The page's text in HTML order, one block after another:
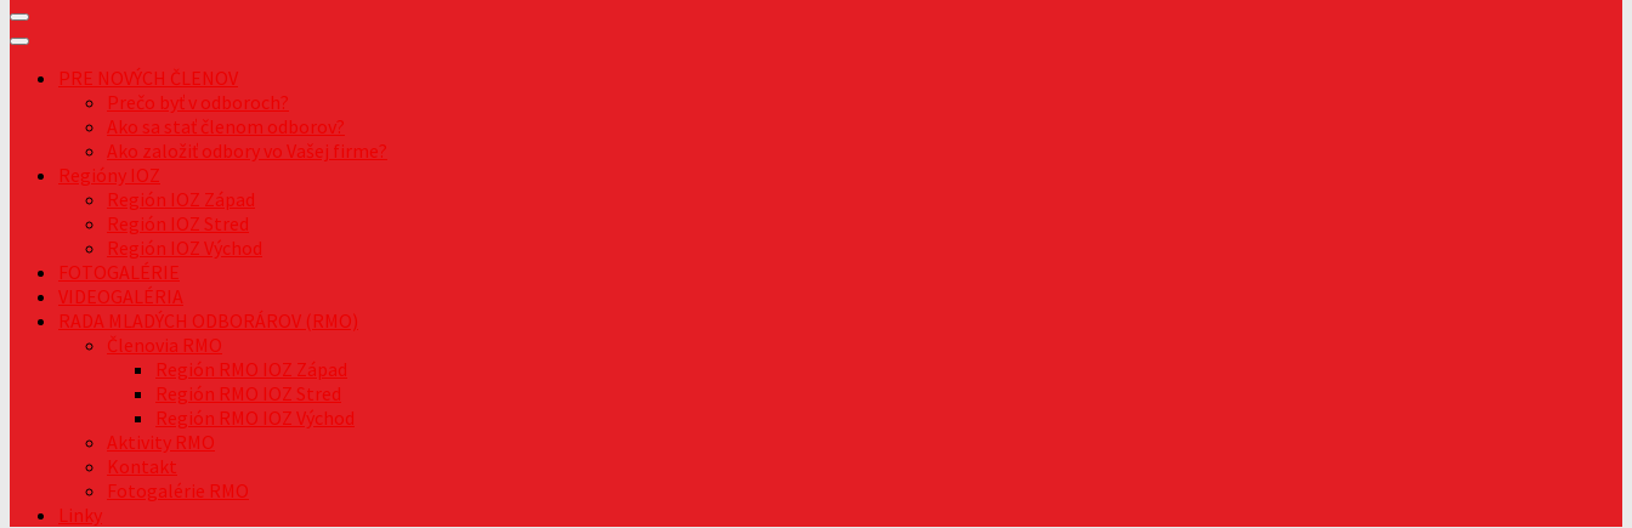
PRE NOVÝCH ČLENOV
Prečo byť v odboroch?
Ako sa stať členom odborov?
Ako založiť odbory vo Vašej firme?
Regióny IOZ
Región IOZ Západ
Región IOZ Stred
Región IOZ Východ
FOTOGALÉRIE
VIDEOGALÉRIA
RADA MLADÝCH ODBORÁROV (RMO)
Členovia RMO
Región RMO IOZ Západ
Región RMO IOZ Stred
Región RMO IOZ Východ
Aktivity RMO
Kontakt
Fotogalérie RMO
Linky